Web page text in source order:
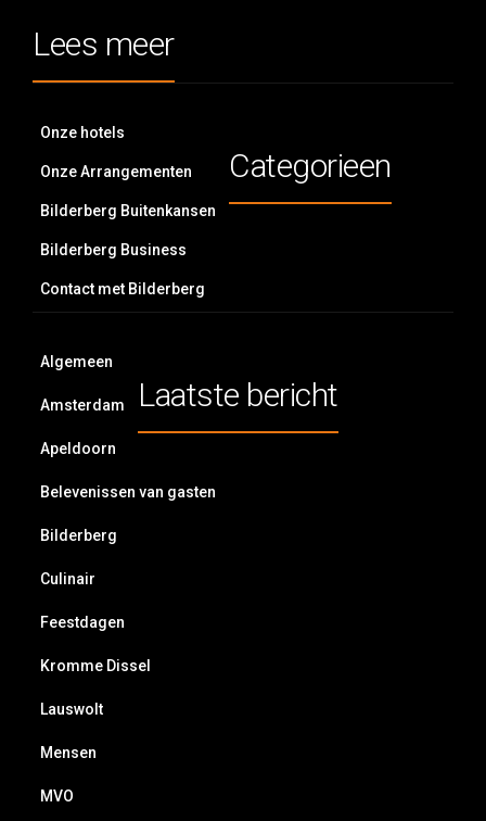
Lees meer
Onze hotels
Onze Arrangementen
Bilderberg Buitenkansen
Bilderberg Business
Contact met Bilderberg
Categorieen
Algemeen
Amsterdam
Apeldoorn
Belevenissen van gasten
Bilderberg
Culinair
Feestdagen
Kromme Dissel
Lauswolt
Mensen
MVO
Laatste bericht